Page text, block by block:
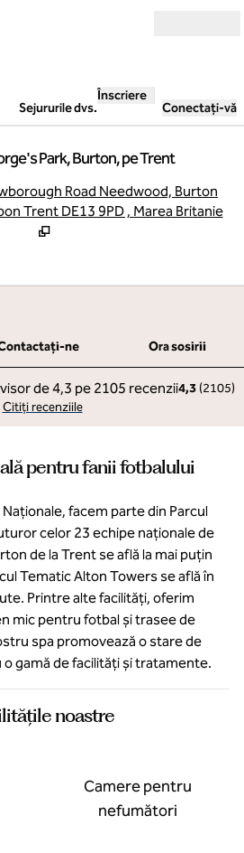
Sejururile dvs.
Înscriere
Conectați-vă
Park, Burton, pe Trent
Road Needwood, Burton
Trent DE13 9PD , Marea Britanie
ne
Ora sosirii
4,3 (2105)
Citiți recenziile
pentru fanii fotbalului
facem parte din Parcul
celor 23 echipe naționale de
de la Trent se află la mai puțin
Tematic Alton Towers se află în
Printre alte facilități, oferim
mic pentru fotbal și trasee de
spa promovează o stare de
gamă de facilități și tratamente.
noastre
Camere pentru
nefumători